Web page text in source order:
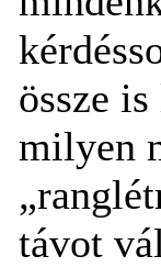
össze
milyen
távot